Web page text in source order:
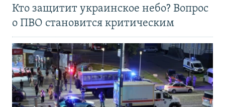
Кто защитит украинское небо? Вопрос
о ПВО становится критическим